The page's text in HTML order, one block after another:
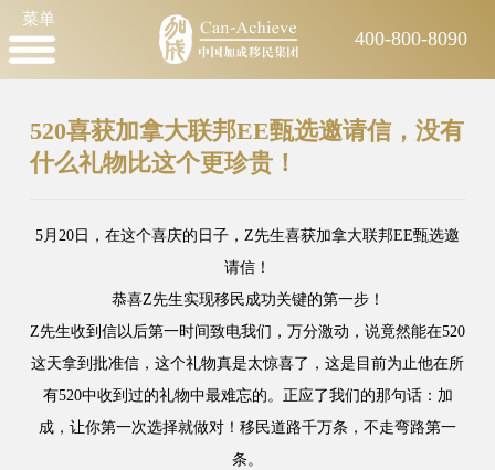
菜单
400-800-8090
520喜获加拿大联邦EE甄选邀请信，没有
什么礼物比这个更珍贵！
5月20日，在这个喜庆的日子，Z先生喜获加拿大联邦EE甄选邀
请信！
恭喜Z先生实现移民成功关键的第一步！
Z先生收到信以后第一时间致电我们，万分激动，说竟然能在520
这天拿到批准信，这个礼物真是太惊喜了，这是目前为止他在所
有520中收到过的礼物中最难忘的。正应了我们的那句话：加
成，让你第一次选择就做对！移民道路千万条，不走弯路第一
条。